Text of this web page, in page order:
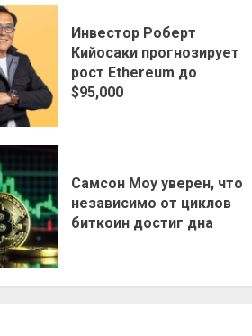
Инвестор Роберт
Кийосаки прогнозирует
рост Ethereum до
$95,000
Самсон Моу уверен, что
независимо от циклов
биткоин достиг дна